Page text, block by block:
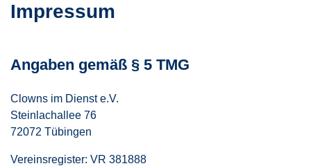
Impressum
Angaben gemäß § 5 TMG
Clowns im Dienst e.V.
Steinlachallee 76
72072 Tübingen
Vereinsregister: VR 381888